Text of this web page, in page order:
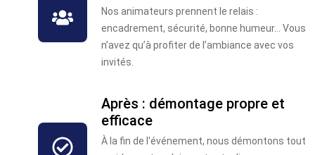
Nos animateurs prennent le relais :
encadrement, sécurité, bonne humeur… Vous
n’avez qu’à profiter de l’ambiance avec vos
invités.
Après : démontage propre et
efficace
À la fin de l'événement, nous démontons tout